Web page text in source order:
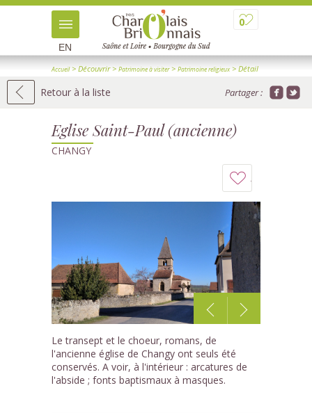
0
EN
Accueil> Découvrir> Patrimoine à visiter> Patrimoine religieux> Détail
Retour à la liste Partager :
Eglise Saint-Paul (ancienne)
CHANGY
à
mon
carnet
1 /3
Le transept et le choeur, romans, de
l'ancienne église de Changy ont seuls été
conservés. A voir, à l'intérieur : arcatures de
l'abside ; fonts baptismaux à masques.